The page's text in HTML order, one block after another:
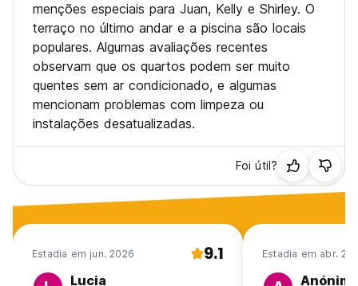
menções especiais para Juan, Kelly e Shirley. O
terraço no último andar e a piscina são locais
populares. Algumas avaliações recentes
observam que os quartos podem ser muito
quentes sem ar condicionado, e algumas
mencionam problemas com limpeza ou
instalações desatualizadas.
Foi útil?
Estadia em jun. 2026 9.1
Lucia
Estadia em abr.